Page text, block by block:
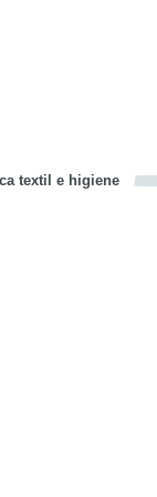
textil e higiene